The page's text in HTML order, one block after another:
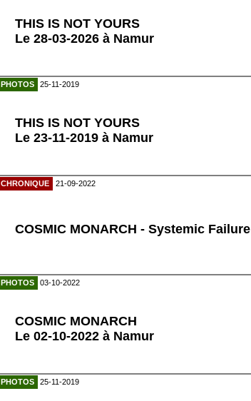
THIS IS NOT YOURS
Le 28-03-2026 à Namur
PHOTOS 25-11-2019
THIS IS NOT YOURS
Le 23-11-2019 à Namur
CHRONIQUE 21-09-2022
COSMIC MONARCH - Systemic Failure
PHOTOS 03-10-2022
COSMIC MONARCH
Le 02-10-2022 à Namur
PHOTOS 25-11-2019